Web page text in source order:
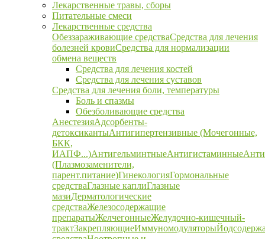
Лекарственные травы, сборы
Питательные смеси
Лекарственные средства
Обеззараживающие средстваСредства для лечения
болезней кровиСредства для нормализации
обмена веществ
Средства для лечения костей
Средства для лечения суставов
Средства для лечения боли, температуры
Боль и спазмы
Обезболивающие средства
АнестезияАдсорбенты-
детоксикантыАнтигипертензивные (Мочегонные,
БКК,
ИАПФ...)АнтигельминтныеАнтигистаминные
(Плазмозаменители,
парент.питание)ГинекологияГормональные
средстваГлазные каплиГлазные
мазиДерматологические
средстваЖелезосодержащие
препаратыЖелчегонныеЖелудочно-кишечный-
трактЗакрепляющиеИммуномодуляторы